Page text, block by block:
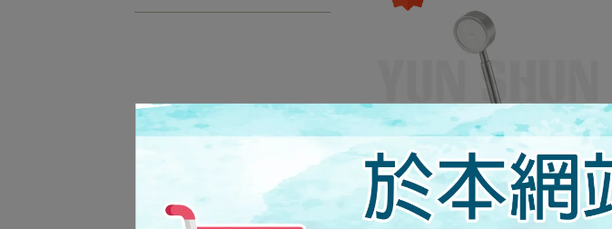
DAY&DAY 日日 衛浴 ED-VS 3008 綿
密 蓮蓬頭
NT$680
NT$850